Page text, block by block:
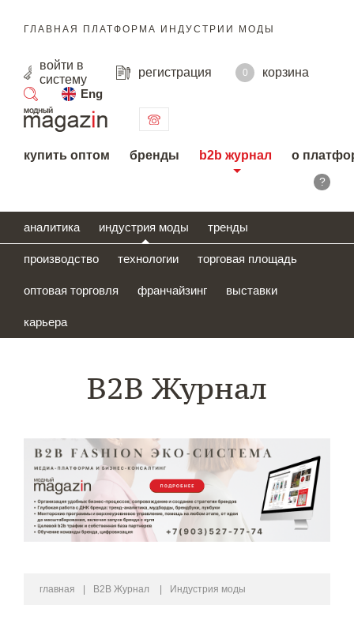
ГЛАВНАЯ ПЛАТФОРМА ИНДУСТРИИ МОДЫ
войти в
систему
регистрация 0
корзина
Eng
поиск
купить оптом бренды b2b журнал о
?
аналитика индустрия моды тренды
производство технологии торговая площадь
оптовая торговля франчайзинг выставки
карьера
B2B Журнал
главная B2B Журнал Индустрия моды